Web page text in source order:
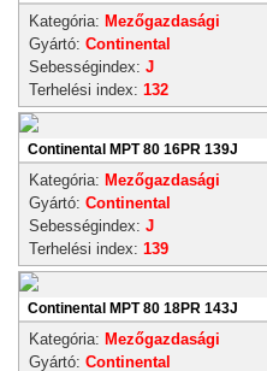
Kategória: Mezőgazdasági
Gyártó: Continental
Sebességindex: J
Terhelési index: 132
Continental MPT 80 16PR 139J
Kategória: Mezőgazdasági
Gyártó: Continental
Sebességindex: J
Terhelési index: 139
Continental MPT 80 18PR 143J
Kategória: Mezőgazdasági
Gyártó: Continental